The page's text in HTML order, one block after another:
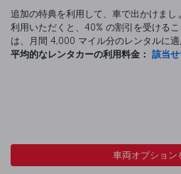
追加の特典を利用して、車で出かけま
利用いただくと、40% の割引を受ける
は、月間 4,000 マイル分のレンタルに適
平均的なレンタカーの利用料金： 該当
車両オプション